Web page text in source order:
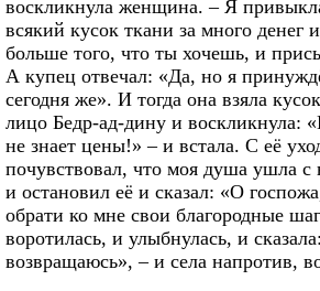
воскликнула женщина. – Я
всякий кусок ткани за много денег
больше того, что ты хочешь, и
А купец отвечал: «Да, но я
сегодня же». И тогда она взяла
лицо Бедр-ад-дину и воскликнула:
не знает цены!» – и встала. С её
почувствовал, что моя душа ушла
и остановил её и сказал: «О
обрати ко мне свои благородные
воротилась, и улыбнулась, и
возвращаюсь», – и села напротив,